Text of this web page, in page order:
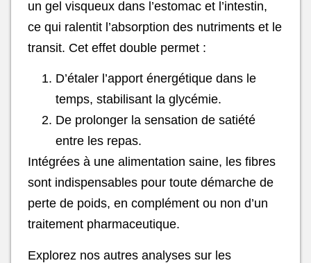
un gel visqueux dans l’estomac et l’intestin,
ce qui ralentit l’absorption des nutriments et le
transit. Cet effet double permet :
D’étaler l’apport énergétique dans le
temps, stabilisant la glycémie.
De prolonger la sensation de satiété
entre les repas.
Intégrées à une alimentation saine, les fibres
sont indispensables pour toute démarche de
perte de poids, en complément ou non d’un
traitement pharmaceutique.
Explorez nos autres analyses sur les